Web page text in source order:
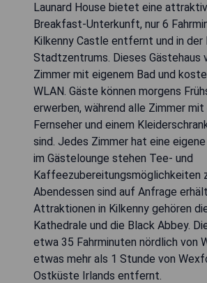
Launard House bietet eine
Breakfast-Unterkunft, nur 6
Kilkenny Castle entfernt und in der
Stadtzentrums. Dieses Gästehaus
Zimmer mit eigenem Bad und
WLAN. Gäste können morgens
erwerben, während alle Zimmer mit
Fernseher und einem
sind. Jedes Zimmer hat eine
im Gästelounge stehen Tee- und
Kaffeezubereitungsmöglichkeiten
Abendessen sind auf Anfrage
Attraktionen in Kilkenny gehören
Kathedrale und die Black Abbey.
etwa 35 Fahrminuten nördlich von
etwas mehr als 1 Stunde von
Ostküste Irlands entfernt.